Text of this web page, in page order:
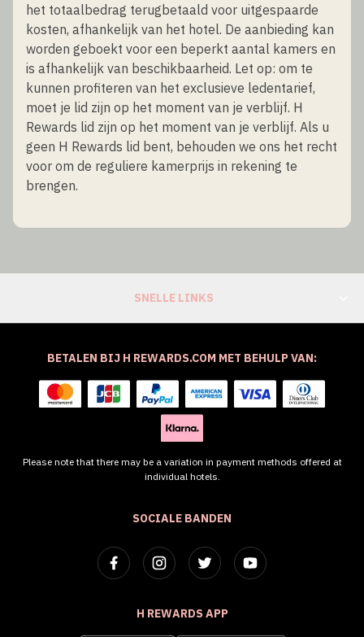
het totaalbedrag terugbetaald voor uitgespaarde
kosten, afhankelijk van het hotel. De aanbieding kan
worden geboekt voor een beperkt aantal kamers en
is afhankelijk van beschikbaarheid. Let op: om te
kunnen profiteren van het exclusieve ledentarief,
moet je lid zijn op het moment van je verblijf. H
Rewards lid zijn op het moment van je verblijf. Als u
geen H Rewards lid bent, behouden we ons het recht
voor om de reguliere kamerprijs in rekening te
brengen.
SNELLE LINKS
SOCIALE BANDEN
H REWARDS APP
BETALEN BIJ H REWARDS.COM MET BEHULP VAN:
Please note that there may be a variation in payment methods offered at
individual hotels.